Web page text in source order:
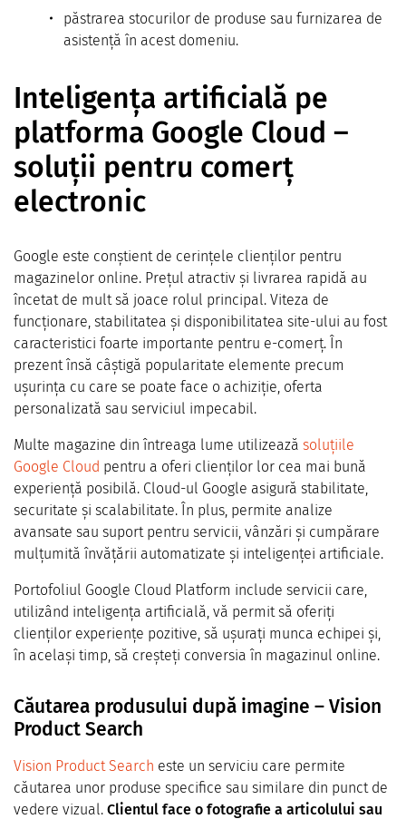
păstrarea stocurilor de produse sau furnizarea de
asistență în acest domeniu.
Inteligența artificială pe
platforma Google Cloud –
soluții pentru comerț
electronic
Google este conștient de cerințele clienților pentru
magazinelor online. Prețul atractiv și livrarea rapidă au
încetat de mult să joace rolul principal. Viteza de
funcționare, stabilitatea și disponibilitatea site-ului au fost
caracteristici foarte importante pentru e-comerț. În
prezent însă câștigă popularitate elemente precum
ușurința cu care se poate face o achiziție, oferta
personalizată sau serviciul impecabil.
Multe magazine din întreaga lume utilizează soluțiile
Google Cloud pentru a oferi clienților lor cea mai bună
experiență posibilă. Cloud-ul Google asigură stabilitate,
securitate și scalabilitate. În plus, permite analize
avansate sau suport pentru servicii, vânzări și cumpărare
mulțumită învățării automatizate și inteligenței artificiale.
Portofoliul Google Cloud Platform include servicii care,
utilizând inteligența artificială, vă permit să oferiți
clienților experiențe pozitive, să ușurați munca echipei și,
în același timp, să creșteți conversia în magazinul online.
Căutarea produsului după imagine – Vision
Product Search
Vision Product Search este un serviciu care permite
căutarea unor produse specifice sau similare din punct de
vedere vizual. Clientul face o fotografie a articolului sau